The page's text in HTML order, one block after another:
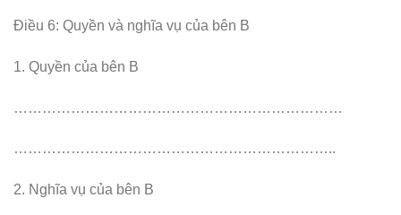
Điều 6: Quyền và nghĩa vụ của bên B
1. Quyền của bên B
……………………………………………………………
…………………………………………………………..
2. Nghĩa vụ của bên B